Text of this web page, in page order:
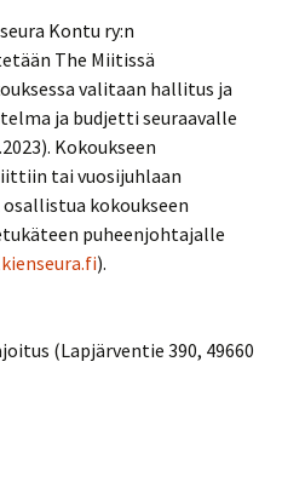
Kontu ry:n
The Miitissä
valitaan hallitus ja
ja budjetti seuraavalle
Kokoukseen
tai vuosijuhlaan
kokoukseen
puheenjohtajalle
).
(Lapjärventie 390, 49660